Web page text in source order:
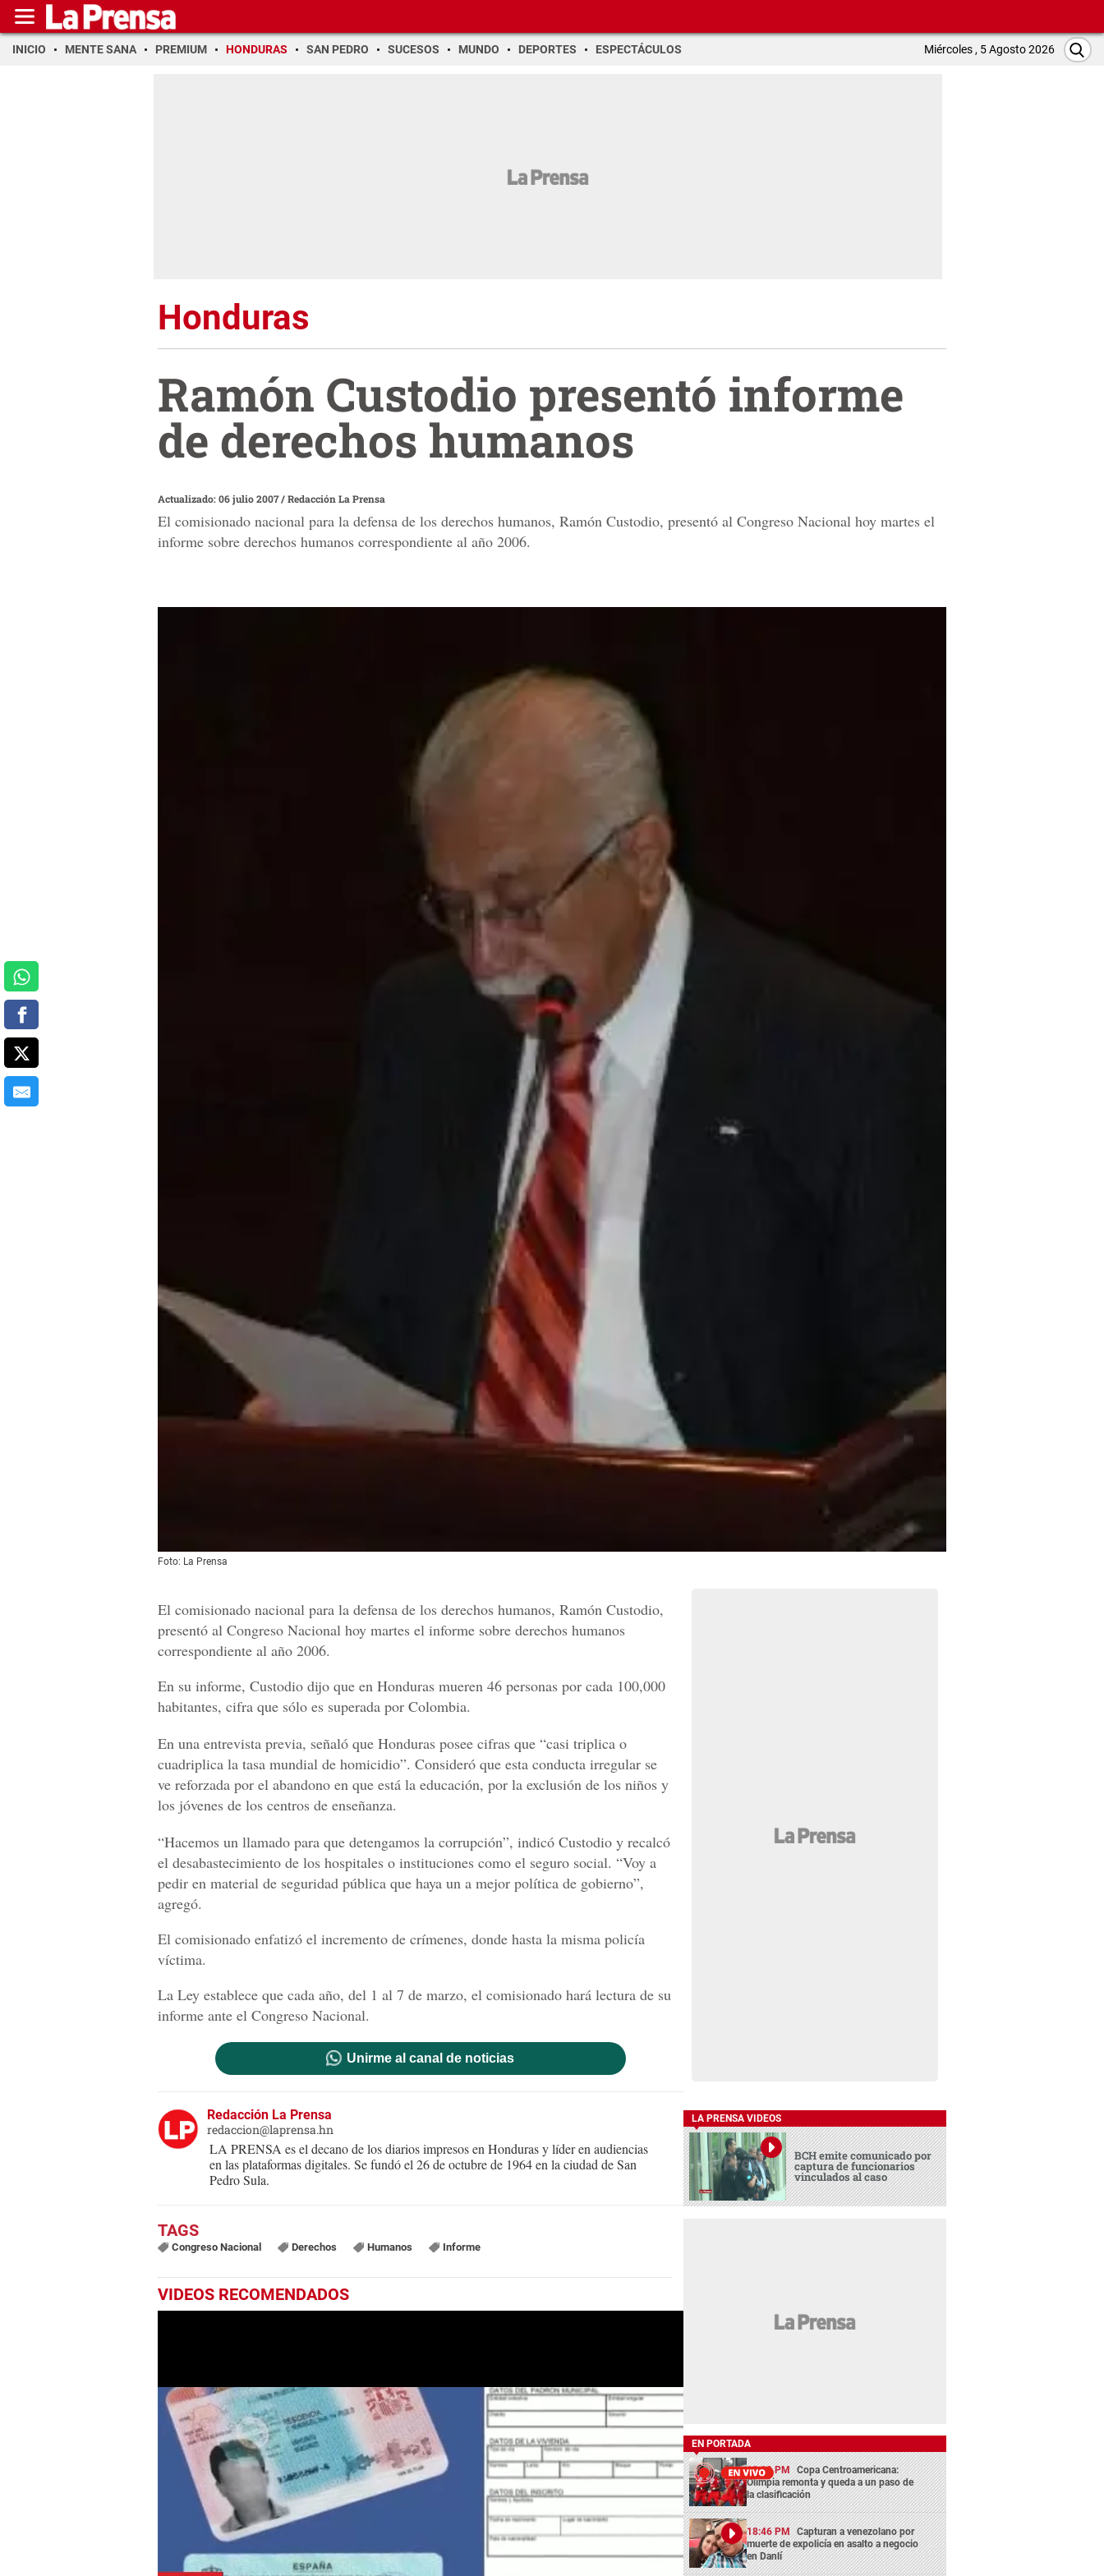
INICIO MENTE SANA PREMIUM HONDURAS SAN PEDRO SUCESOS MUNDO DEPORTES ESPECTÁCULOS Miércoles , 5 Agosto 2026
Honduras
Ramón Custodio presentó informe
de derechos humanos
Actualizado: 06 julio 2007/Redacción La Prensa
El comisionado nacional para la defensa de los derechos humanos, Ramón Custodio, presentó al Congreso Nacional hoy martes el
informe sobre derechos humanos correspondiente al año 2006.
Foto: La Prensa
El comisionado nacional para la defensa de los derechos humanos, Ramón Custodio,
presentó al Congreso Nacional hoy martes el informe sobre derechos humanos
correspondiente al año 2006.
En su informe, Custodio dijo que en Honduras mueren 46 personas por cada 100,000
habitantes, cifra que sólo es superada por Colombia.
En una entrevista previa, señaló que Honduras posee cifras que “casi triplica o
cuadriplica la tasa mundial de homicidio”. Consideró que esta conducta irregular se
ve reforzada por el abandono en que está la educación, por la exclusión de los niños y
los jóvenes de los centros de enseñanza.
“Hacemos un llamado para que detengamos la corrupción”, indicó Custodio y recalcó
el desabastecimiento de los hospitales o instituciones como el seguro social. “Voy a
pedir en material de seguridad pública que haya un a mejor política de gobierno”,
agregó.
El comisionado enfatizó el incremento de crímenes, donde hasta la misma policía
víctima.
La Ley establece que cada año, del 1 al 7 de marzo, el comisionado hará lectura de su
informe ante el Congreso Nacional.
Unirme al canal de noticias
Redacción La Prensa
redaccion@laprensa.hn
LA PRENSA es el decano de los diarios impresos en Honduras y líder en audiencias
en las plataformas digitales. Se fundó el 26 de octubre de 1964 en la ciudad de San
Pedro Sula.
Congreso Nacional Derechos Humanos Informe
VIDEOS RECOMENDADOS
LA PRENSA VIDEOS
BCH emite comunicado por
captura de funcionarios
vinculados al caso
EN PORTADA
13:29 PM Copa Centroamericana:
Olimpia remonta y queda a un paso de
la clasificación
18:46 PM Capturan a venezolano por
muerte de expolicía en asalto a negocio
en Danlí